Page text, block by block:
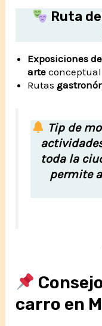
Ruta
Exposiciones
arte conceptual
Rutas
Tip de
toda la
permite
carro en